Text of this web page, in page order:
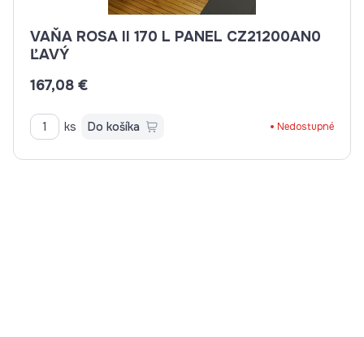
VAŇA ROSA II 170 L PANEL CZ21200AN0
ĽAVÝ
167,08 €
ks Do košíka Nedostupné